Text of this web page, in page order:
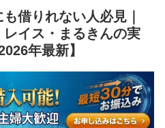
借りれない人必見｜
イス・まるきんの実
年最新】